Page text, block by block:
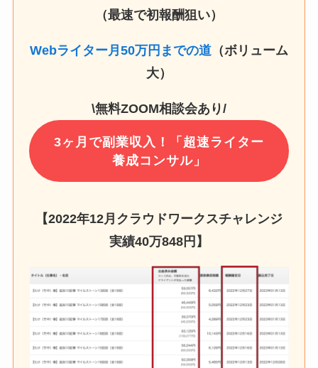
（最速で初報酬狙い）
Webライター月50万円までの道 （ボリューム
大）
\無料ZOOM相談会あり/
3ヶ月で副業収入！「超速ライター
養成コンサル」
【2022年12月クラウドワークスチャレンジ
実績40万848円 】